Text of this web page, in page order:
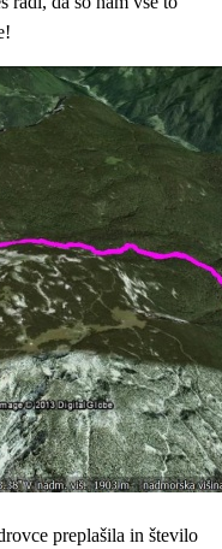
preplašila in število